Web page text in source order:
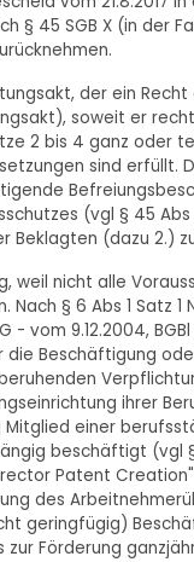
45 SGB X (in der
der ein
soweit er
2 bis 4 ganz oder
sind
(vgl § 45 Abs
Beklagten (dazu 2.)
weil nicht alle
§ 6 Abs 1 Satz 1
- vom 9.12.2004,
Beschäftigung
ihrer
einer
beschäftigt (vgl §
Patent
des
geringfügig)
zur Förderung